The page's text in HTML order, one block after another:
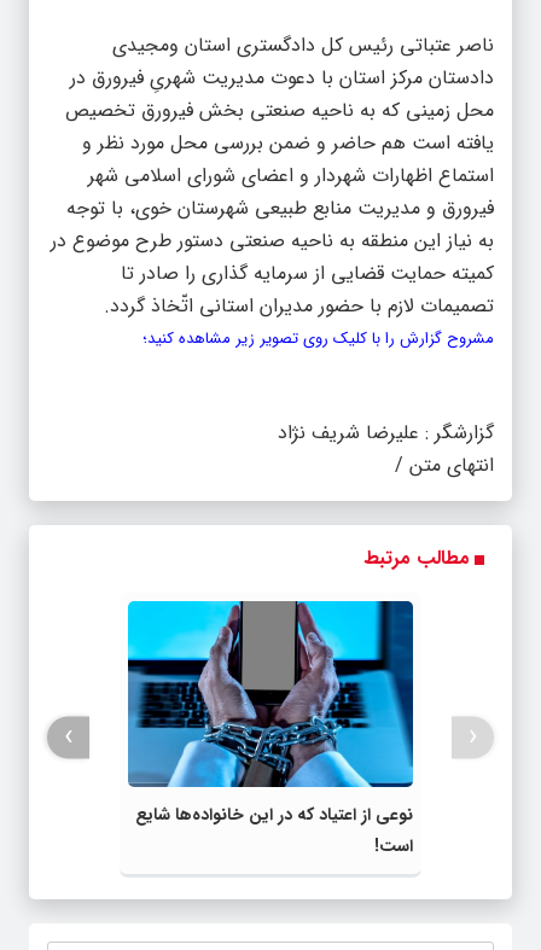
ناصر عتباتی رئیس کل دادگستری استان ومجیدی
دادستان مرکز استان با دعوت مدیریت شهریِ فیرورق در
محل زمینی که به ناحیه صنعتی بخش‌ فیرورق تخصیص
یافته است هم حاضر و ضمن بررسی محل مورد نظر و
استماع اظهارات شهردار و اعضای شورای اسلامی شهر
فیرورق و مدیریت منابع طبیعی شهرستان خوی، با توجه
به نیاز این منطقه به ناحیه صنعتی دستور طرح موضوع در
کمیته حمایت قضایی از سرمایه گذاری را صادر تا
تصمیمات لازم با حضور مدیران استانی اتّخاذ گردد.
مشروح گزارش را با کلیک روی تصویر زیر مشاهده کنید؛
گزارشگر : علیرضا شریف نژاد
انتهای متن /
مطالب مرتبط
نوعی از اعتیاد که در این خانواده‌ها شایع
است!
‹
›